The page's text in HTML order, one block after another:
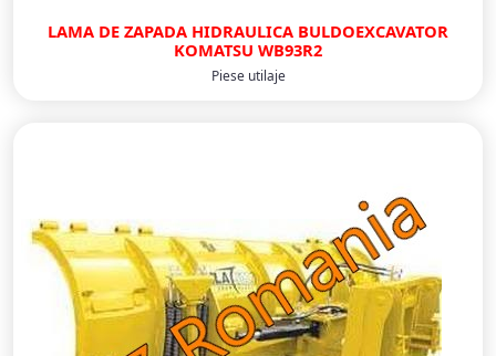
LAMA DE ZAPADA HIDRAULICA BULDOEXCAVATOR
KOMATSU WB93R2
Piese utilaje